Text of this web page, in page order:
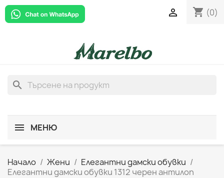
shopping_cart (0)

search
МЕНЮ
Начало Жени
Елегантни дамски обувки
Елегантни дамски обувки 1312 черен антилоп